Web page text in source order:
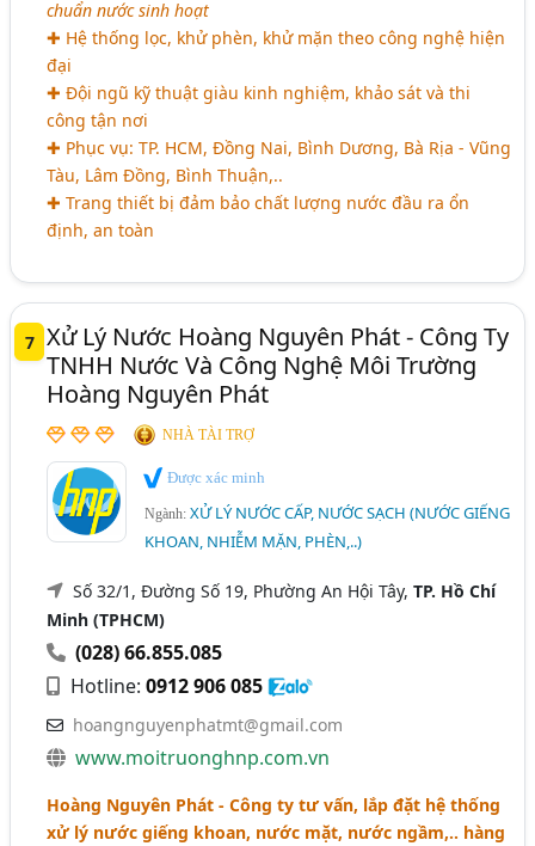
chuẩn nước sinh hoạt
✚ Hệ thống lọc, khử phèn, khử mặn theo công nghệ hiện
đại
✚ Đội ngũ kỹ thuật giàu kinh nghiệm, khảo sát và thi
công tận nơi
✚ Phục vụ: TP. HCM, Đồng Nai, Bình Dương, Bà Rịa - Vũng
Tàu, Lâm Đồng, Bình Thuận,..
✚ Trang thiết bị đảm bảo chất lượng nước đầu ra ổn
định, an toàn
7 Xử Lý Nước Hoàng Nguyên Phát - Công Ty
TNHH Nước Và Công Nghệ Môi Trường
Hoàng Nguyên Phát
NHÀ TÀI TRỢ
Được xác minh
Ngành:XỬ LÝ NƯỚC CẤP, NƯỚC SẠCH (NƯỚC GIẾNG
KHOAN, NHIỄM MẶN, PHÈN,..)
Số 32/1, Đường Số 19, Phường An Hội Tây,TP. Hồ Chí
Minh (TPHCM)
(028) 66.855.085
Hotline:0912 906 085
hoangnguyenphatmt@gmail.com
www.moitruonghnp.com.vn
Hoàng Nguyên Phát - Công ty tư vấn, lắp đặt hệ thống
xử lý nước giếng khoan, nước mặt, nước ngầm,.. hàng